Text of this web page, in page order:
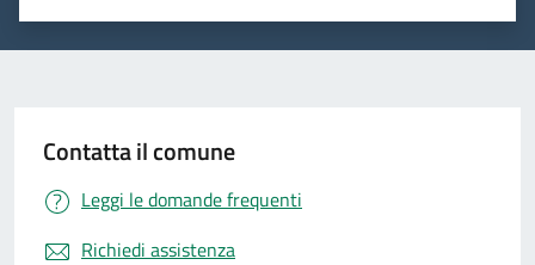
Valuta 5 stelle su 5
Valuta 4 stelle su 5
Valuta 3 stelle su 5
Valuta 2 stelle su 5
Valuta 1 stelle su 5
Contatta il comune
Leggi le domande frequenti
Richiedi assistenza